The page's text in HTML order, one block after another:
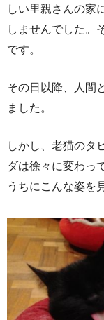
しい里親さんの家
しませんでした。
です。
その日以降、人間
ました。
しかし、老猫のタ
ダは徐々に変わっ
うちにこんな姿を